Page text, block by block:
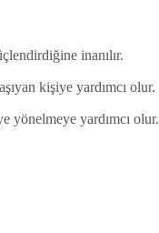
inanılır.
kişiye yardımcı olur.
yönelmeye yardımcı olur.